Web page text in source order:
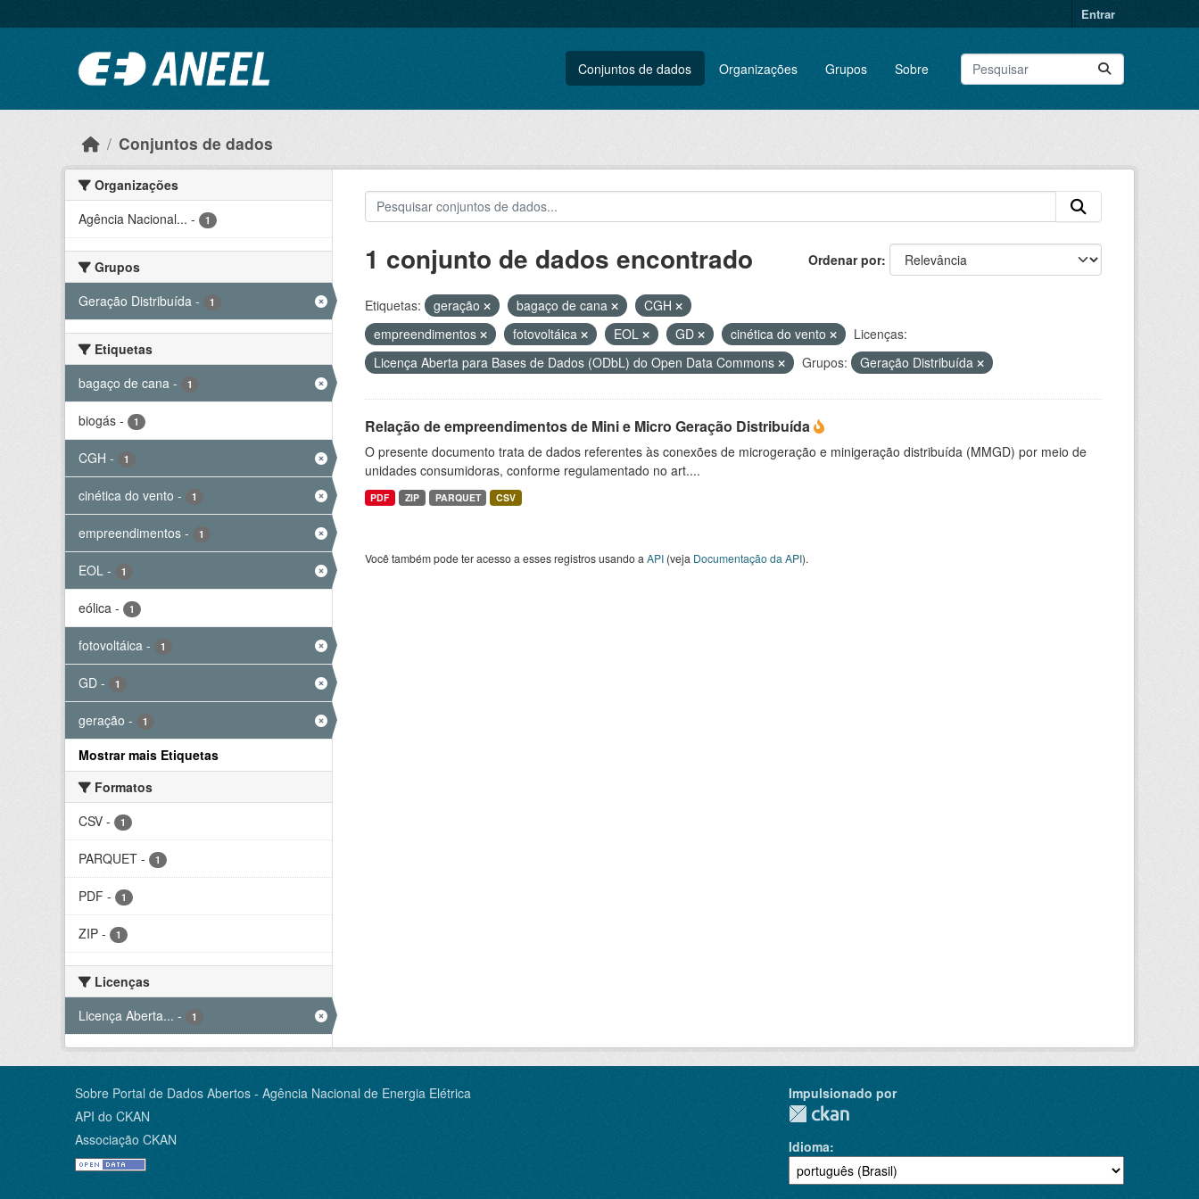
Entrar
Conjuntos de dados Organizações Grupos Sobre
Conjuntos de dados
Organizações
Agência Nacional... - 1
Grupos
Geração Distribuída - 1
Etiquetas
bagaço de cana - 1
biogás - 1
CGH - 1
cinética do vento - 1
empreendimentos - 1
EOL - 1
eólica - 1
fotovoltáica - 1
GD - 1
geração - 1
Mostrar mais Etiquetas
Formatos
CSV - 1
PARQUET - 1
PDF - 1
ZIP - 1
Licenças
Licença Aberta... - 1
Ordenar por
1 conjunto de dados encontrado
Etiquetas: geração bagaço de cana
CGH
empreendimentos
fotovoltáica EOL GD cinética do vento
Licenças:
Licença Aberta para Bases de Dados (ODbL) do Open Data Commons
Grupos: Geração Distribuída
Relação de empreendimentos de Mini e Micro Geração Distribuída
O presente documento trata de dados referentes às conexões de microgeração e minigeração distribuída (MMGD) por meio de
unidades consumidoras, conforme regulamentado no art....
PDF ZIP PARQUET CSV
Você também pode ter acesso a esses registros usando a API(veja Documentação da API).
Sobre Portal de Dados Abertos - Agência Nacional de Energia Elétrica
API do CKAN
Associação CKAN
Impulsionado por
Idioma